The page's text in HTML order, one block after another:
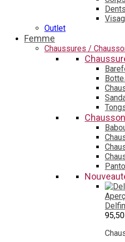
Dents
Outlet
Femme
Chaussures /